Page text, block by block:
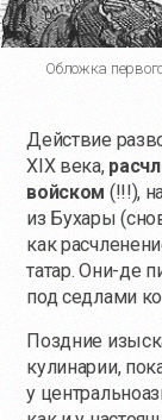
Обложка
Действие
XIX века,
войском (!!!),
из Бухары
как
татар.Они-де
под седлами
Поздние
кулинарии,
у